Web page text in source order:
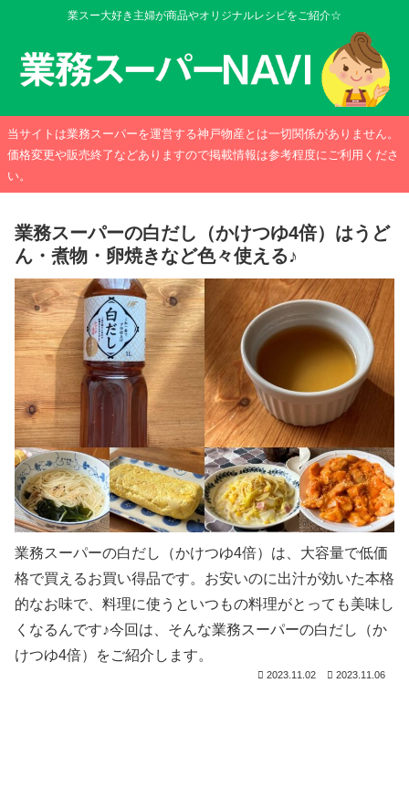
業スー大好き主婦が商品やオリジナルレシピをご紹介☆
当サイトは業務スーパーを運営する神戸物産とは一切関係がありません。
価格変更や販売終了などありますので掲載情報は参考程度にご利用くださ
い。
業務スーパーの白だし（かけつゆ4倍）はうど
ん・煮物・卵焼きなど色々使える♪
業務スーパーの白だし（かけつゆ4倍）は、大容量で低価
格で買えるお買い得品です。お安いのに出汁が効いた本格
的なお味で、料理に使うといつもの料理がとっても美味し
くなるんです♪今回は、そんな業務スーパーの白だし（か
けつゆ4倍）をご紹介します。
2023.11.02 2023.11.06